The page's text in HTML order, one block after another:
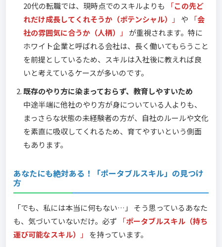
20代の転職では、現時点でのスキルよりも
「この先ど
れだけ成長してくれそうか（ポテンシャル）
」 や 「会
社の雰囲気に合うか（人柄）
」
が重視されます。特に
ホワイト企業と呼ばれる会社は、長く働いてもらうこと
を前提としているため、スキルは入社後に教えれば良
いと考えているケースが多いのです。
既存のやり方に染まっておらず、教育しやすいため
中途半端に他社のやり方が身についている人よりも、
まっさらな状態の未経験者の方が、自社のルールや文化
を素直に吸収してくれるため、育てやすいという側面
もあります。
あなたにも絶対ある！「ポータブルスキル」の見つけ
方
「でも、私には本当に何もない…」 そう思っているあなた
も、気づいていないだけ。必ず
「ポータブルスキル（持ち
運び可能なスキル）
」 を持っています。